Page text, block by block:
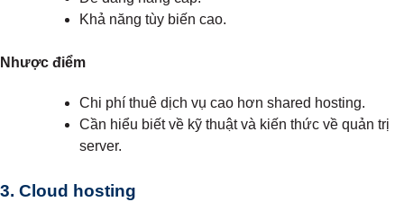
Khả năng tùy biến cao.
Nhược điểm
Chi phí thuê dịch vụ cao hơn shared hosting.
Cần hiểu biết về kỹ thuật và kiến thức về quản trị
server.
3. Cloud hosting